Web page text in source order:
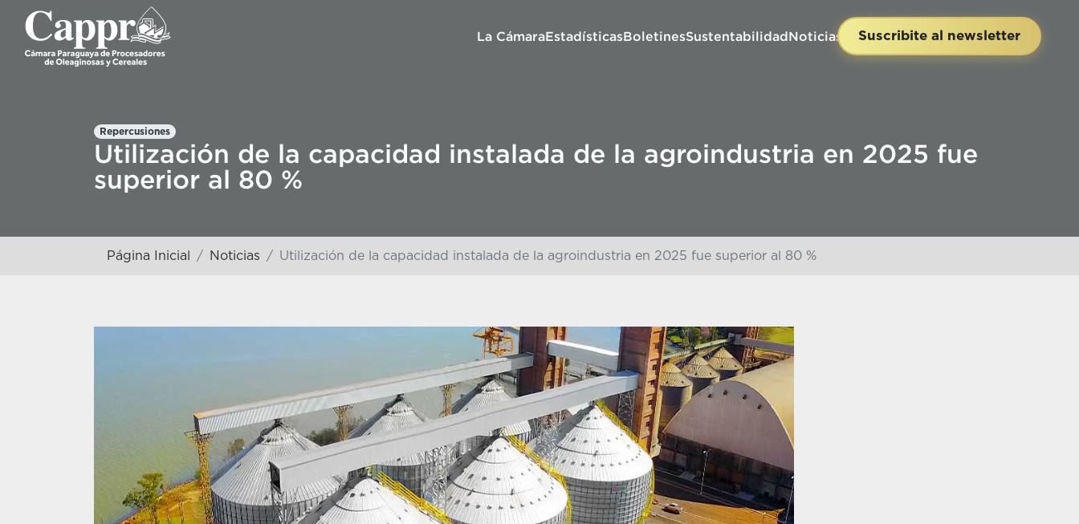
La CámaraEstadísticasBoletinesSustentabilidadNoticias Contacto
Suscribite al newsletter
Repercusiones
Utilización de la capacidad instalada de la agroindustria en 2025 fue
superior al 80 %
Página Inicial Noticias Utilización de la capacidad instalada de la agroindustria en 2025 fue superior al 80 %